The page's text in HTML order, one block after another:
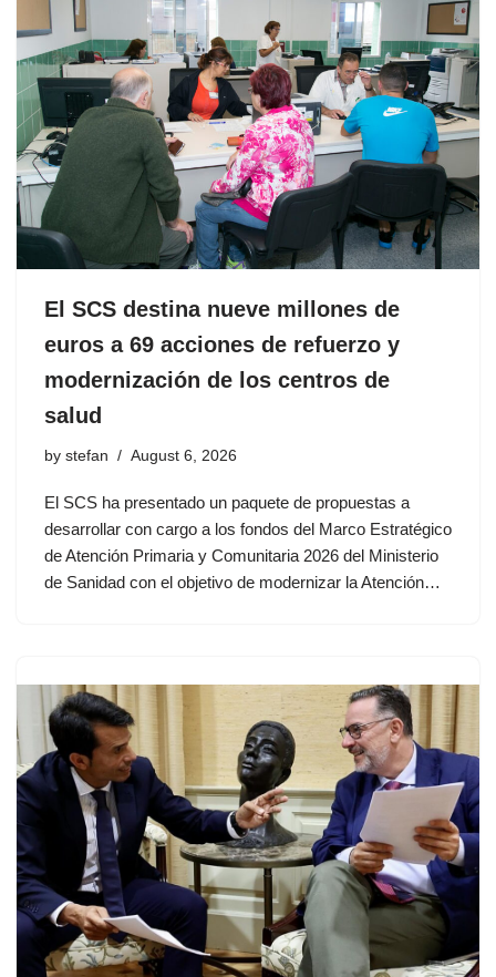
El SCS destina nueve millones de
euros a 69 acciones de refuerzo y
modernización de los centros de
salud
by stefan August 6, 2026
El SCS ha presentado un paquete de propuestas a
desarrollar con cargo a los fondos del Marco Estratégico
de Atención Primaria y Comunitaria 2026 del Ministerio
de Sanidad con el objetivo de modernizar la Atención…